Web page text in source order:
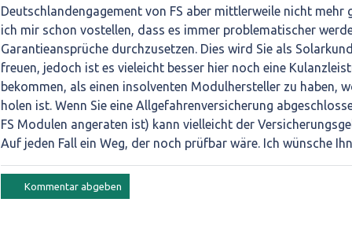
Deutschlandengagement von FS aber mittlerweile nicht mehr
ich mir schon vostellen, dass es immer problematischer
Garantieansprüche durchzusetzen. Dies wird Sie als
freuen, jedoch ist es vieleicht besser hier noch eine
bekommen, als einen insolventen Modulhersteller zu haben,
holen ist. Wenn Sie eine Allgefahrenversicherung
FS Modulen angeraten ist) kann vielleicht der
Auf jeden Fall ein Weg, der noch prüfbar wäre. Ich wünsche